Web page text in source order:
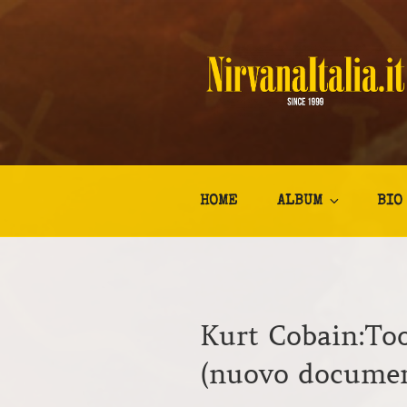
NIRVANA
Kurt Cobain Biografia
HOME ALBUM BIO
Kurt
(nuovo